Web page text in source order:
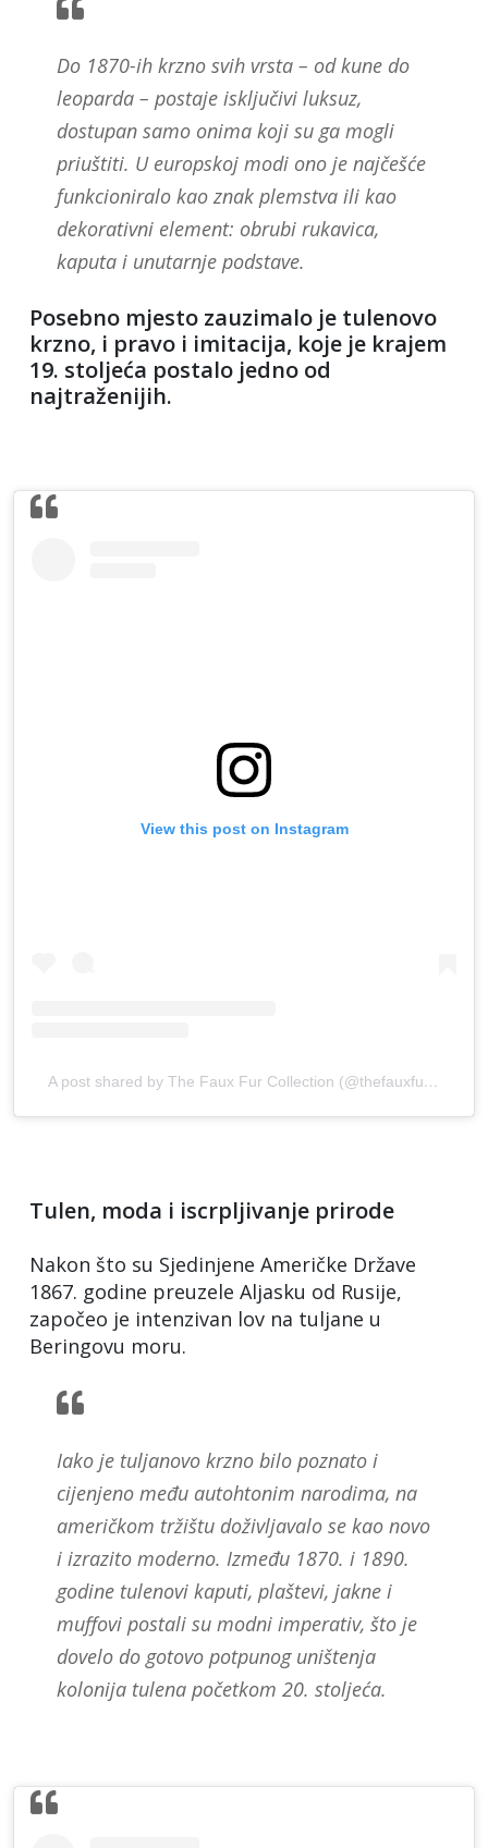
Do 1870-ih krzno svih vrsta – od kune do
leoparda – postaje isključivi luksuz,
dostupan samo onima koji su ga mogli
priuštiti. U europskoj modi ono je najčešće
funkcioniralo kao znak plemstva ili kao
dekorativni element: obrubi rukavica,
kaputa i unutarnje podstave.
Posebno mjesto zauzimalo je tulenovo
krzno, i pravo i imitacija, koje je krajem
19. stoljeća postalo jedno od
najtraženijih.
View this post on Instagram
A post shared by The Faux Fur Collection (@thefauxfurcollection)
Tulen, moda i iscrpljivanje prirode
Nakon što su Sjedinjene Američke Države
1867. godine preuzele Aljasku od Rusije,
započeo je intenzivan lov na tuljane u
Beringovu moru.
Iako je tuljanovo krzno bilo poznato i
cijenjeno među autohtonim narodima, na
američkom tržištu doživljavalo se kao novo
i izrazito moderno. Između 1870. i 1890.
godine tulenovi kaputi, plaštevi, jakne i
muffovi postali su modni imperativ, što je
dovelo do gotovo potpunog uništenja
kolonija tulena početkom 20. stoljeća.